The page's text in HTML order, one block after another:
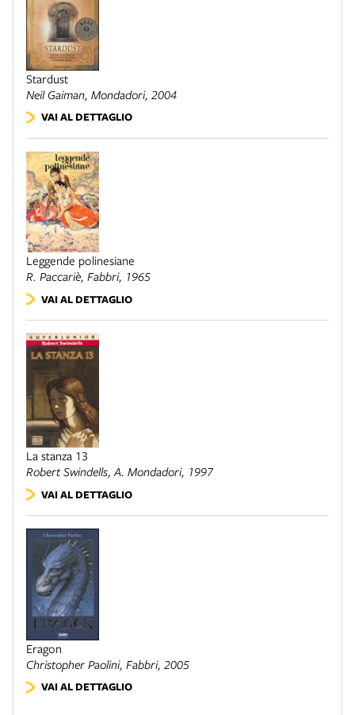
Stardust
Neil Gaiman, Mondadori, 2004
VAI AL DETTAGLIO
Leggende polinesiane
R. Paccariè, Fabbri, 1965
VAI AL DETTAGLIO
La stanza 13
Robert Swindells,A. Mondadori, 1997
VAI AL DETTAGLIO
Eragon
Christopher Paolini, Fabbri, 2005
VAI AL DETTAGLIO